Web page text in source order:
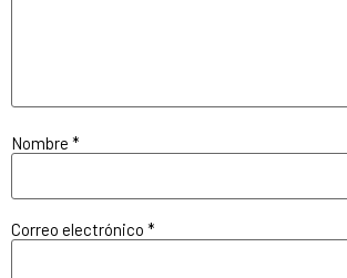
Nombre *
Correo electrónico *